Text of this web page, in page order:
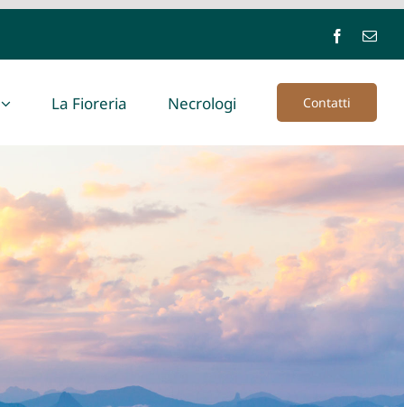
La Fioreria Necrologi Contatti